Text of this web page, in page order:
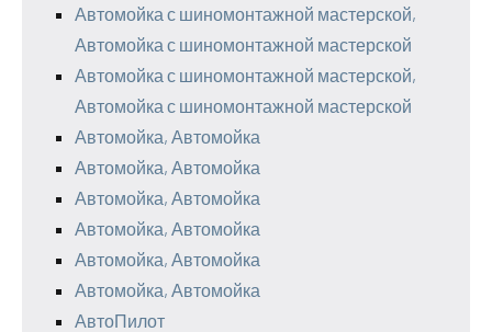
Автомойка с шиномонтажной мастерской,
Автомойка с шиномонтажной мастерской
Автомойка с шиномонтажной мастерской,
Автомойка с шиномонтажной мастерской
Автомойка, Автомойка
Автомойка, Автомойка
Автомойка, Автомойка
Автомойка, Автомойка
Автомойка, Автомойка
Автомойка, Автомойка
АвтоПилот